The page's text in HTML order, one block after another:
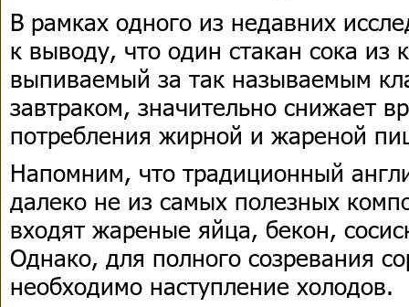
В рамках одного из недавних
к выводу, что один стакан сока из
выпиваемый за так называемым
завтраком, значительно снижает
потребления жирной и жареной
Напомним, что традиционный
далеко не из самых полезных
входят жареные яйца, бекон,
Однако, для полного созревания
необходимо наступление холодов.